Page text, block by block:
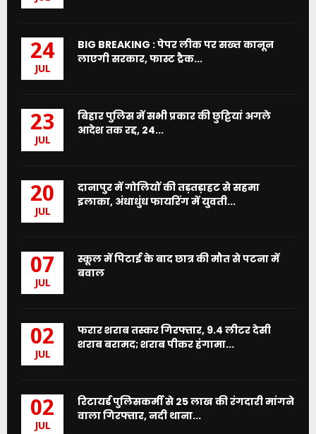
24
JUL
BIG BREAKING : पेपर लीक पर सख्त कानून
लाएगी सरकार, फास्ट ट्रैक...
23
JUL
बिहार पुलिस में सभी प्रकार की छुट्टियां अगले
आदेश तक रद्द, 24...
20
JUL
दानापुर में गोलियों की तड़तड़ाहट से सहमा
इलाका, अंधाधुंध फायरिंग में युवती...
07
JUL
स्कूल में पिटाई के बाद छात्र की मौत से पटना में
बवाल
02
JUL
फरार शराब तस्कर गिरफ्तार, 9.4 लीटर देसी
शराब बरामद; शराब पीकर हंगामा...
02
JUL
रिटायर्ड पुलिसकर्मी से 25 लाख की रंगदारी मांगने
वाला गिरफ्तार, नदी थाना...